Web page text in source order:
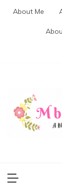
About Me